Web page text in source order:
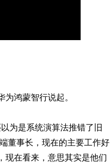
鸿蒙智行说起。
为是系统演算法推错了旧
董事长，现在的主要工作好
现在看来，意思其实是他们